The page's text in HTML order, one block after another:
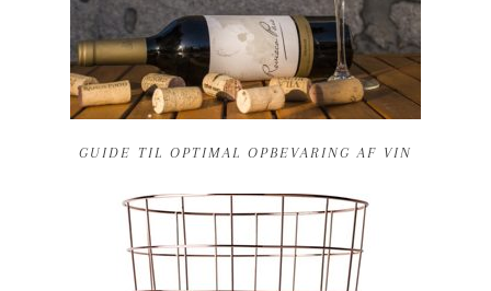
GUIDE TIL OPTIMAL OPBEVARING AF VIN